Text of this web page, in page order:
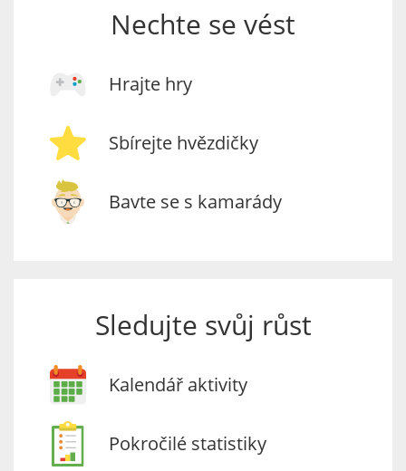
Nechte se vést
Hrajte hry
Sbírejte hvězdičky
Bavte se s kamarády
Sledujte svůj růst
Kalendář aktivity
Pokročilé statistiky